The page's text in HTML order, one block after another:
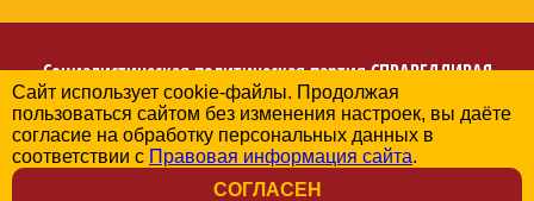
Социалистическая политическая партияСПРАВЕДЛИВАЯ
РОССИЯ
Региональное отделение партии в Томской области
© 2006-2026
Политика в отношении обработки персональных данных
Сайт использует cookie-файлы. Продолжая
пользоваться сайтом без изменения настроек, вы даёте
согласие на обработку персональных данных в
соответствии с Правовая информация сайта.
СОГЛАСЕН